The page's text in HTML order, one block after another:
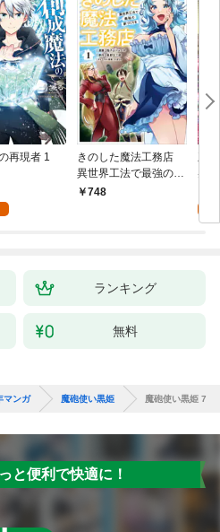
再現者 1
きのした魔法工務店
異世界工法で最強の家
づくりを（コミック）
748
兆
る
ランキング
無料
マンガ 魔砲使い黒姫 魔砲使い黒姫 7
と便利で快適に！